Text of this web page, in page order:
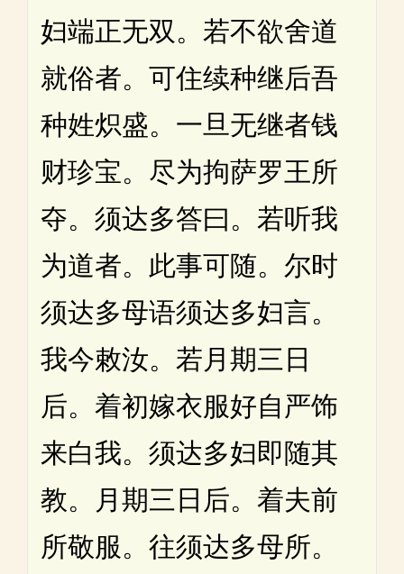
妇端正无双。若不欲舍道
就俗者。可住续种继后吾
种姓炽盛。一旦无继者钱
财珍宝。尽为拘萨罗王所
夺。须达多答曰。若听我
为道者。此事可随。尔时
须达多母语须达多妇言。
我今敕汝。若月期三日
后。着初嫁衣服好自严饰
来白我。须达多妇即随其
教。月期三日后。着夫前
所敬服。往须达多母所。